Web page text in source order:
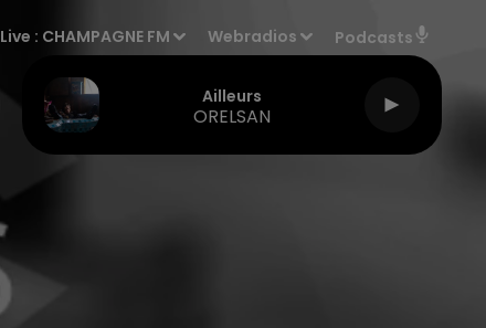
Live : CHAMPAGNE FM Webradios Podcasts
Ailleurs
ORELSAN